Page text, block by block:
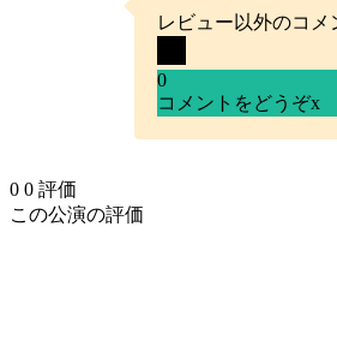
レビュー以外のコ
0
コメントをどうぞx
0 0 評価
この公演の評価